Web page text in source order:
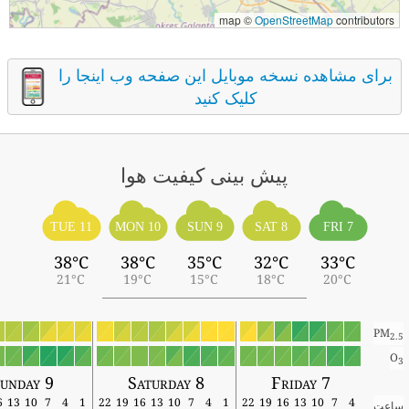
map ©OpenStreetMapcontributors
برای مشاهده نسخه موبایل این صفحه وب اینجا را
کلیک کنید
پیش بینی کیفیت هوا
FRI 7
33°C
20°C
SAT 8
32°C
18°C
SUN 9
35°C
15°C
MON 10
38°C
19°C
TUE 11
38°C
21°C
PM2.5
O
Friday 7
Saturday 8
9
ساعت 4
7
10
13
16
19
22
1
4
7
10
13
16
19
22
1
4
7
10
13